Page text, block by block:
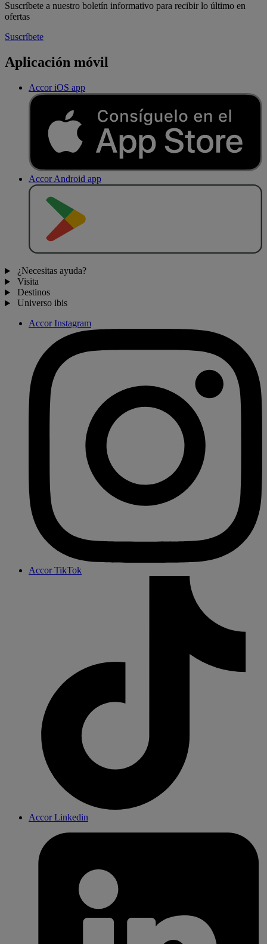
Suscríbete a nuestro boletín informativo para recibir lo último en
ofertas
Suscríbete
Aplicación móvil
Accor iOS app
Accor Android app
¿Necesitas ayuda?
Visita
Destinos
Universo ibis
Accor Instagram
Accor TikTok
Accor Linkedin